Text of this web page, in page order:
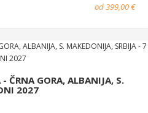
od 399,00 €
ČRNA GORA, ALBANIJA, S.
2027